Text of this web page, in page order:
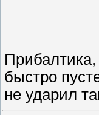
быстро
не ударил